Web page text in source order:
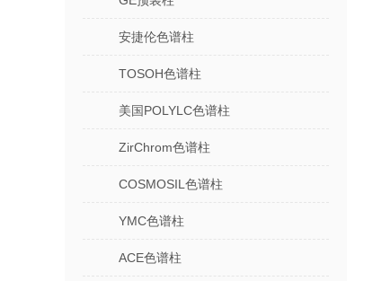
安捷伦色谱柱
TOSOH色谱柱
美国POLYLC色谱柱
ZirChrom色谱柱
COSMOSIL色谱柱
YMC色谱柱
ACE色谱柱